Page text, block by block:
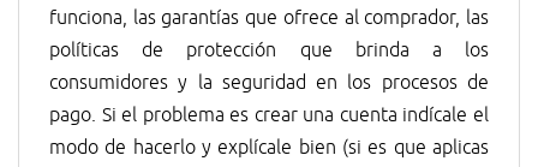
funciona, las garantías que ofrece al comprador, las
políticas de protección que brinda a los
consumidores y la seguridad en los procesos de
pago. Si el problema es crear una cuenta indícale el
modo de hacerlo y explícale bien (si es que aplicas